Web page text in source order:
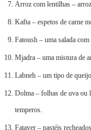
Arroz com lentilhas –
Kafta – espetos de carne
Fatoush – uma salada
Mjadra – uma mistura de
Labneh – um tipo de
Dolma – folhas de uva ou
temperos.
Fatayer – pastéis